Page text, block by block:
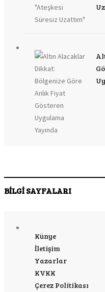
BİLGİ SAYFALARI
Künye
İletişim
Yazarlar
KVKK
Çerez Politikası